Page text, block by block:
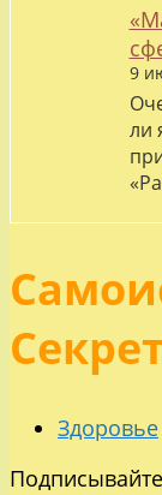
9
ли
Здоровье